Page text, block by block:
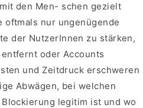
den Men- schen gezielt
oftmals nur ungenügende
der NutzerInnen zu stärken,
oder Accounts
und Zeitdruck erschweren
Abwägen, bei welchen
legitim ist und wo